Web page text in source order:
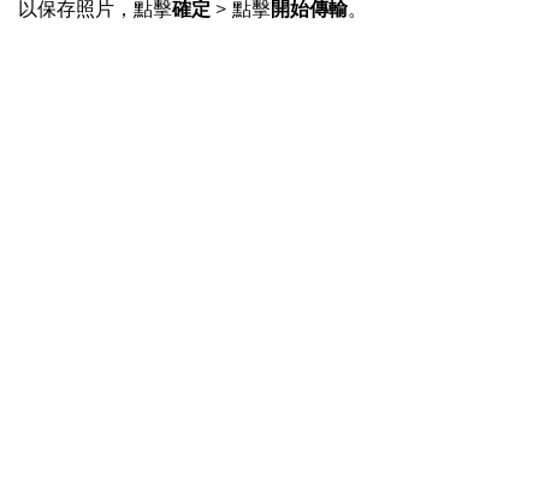
以保存照片，點擊確定 > 點擊開始傳輸。